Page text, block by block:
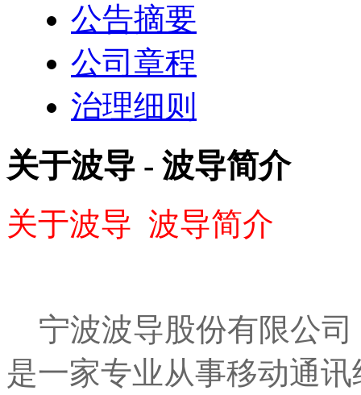
公告摘要
公司章程
治理细则
关于波导 - 波导简介
关于波导 波导简介
宁波波导股份有限公
是一家专业从事移动通